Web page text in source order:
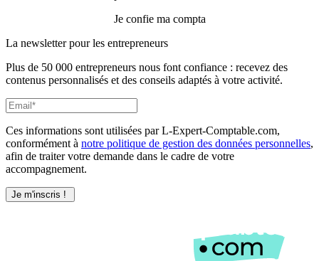
Je confie ma compta
La newsletter pour les entrepreneurs
Plus de 50 000 entrepreneurs nous font confiance : recevez des
contenus personnalisés et des conseils adaptés à votre activité.
Ces informations sont utilisées par L-Expert-Comptable.com,
conformément à notre politique de gestion des données personnelles,
afin de traiter votre demande dans le cadre de votre
accompagnement.